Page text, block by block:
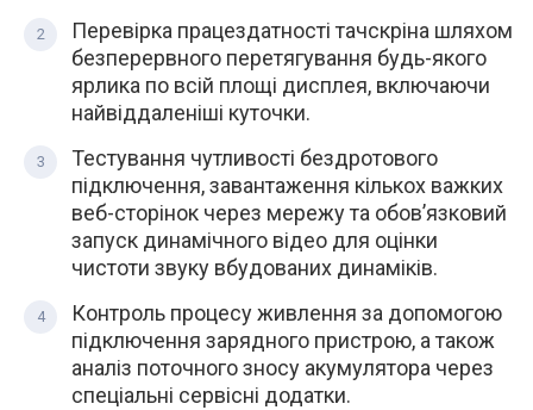
Перевірка працездатності тачскріна шляхом
безперервного перетягування будь-якого
ярлика по всій площі дисплея, включаючи
найвіддаленіші куточки.
Тестування чутливості бездротового
підключення, завантаження кількох важких
веб-сторінок через мережу та обов’язковий
запуск динамічного відео для оцінки
чистоти звуку вбудованих динаміків.
Контроль процесу живлення за допомогою
підключення зарядного пристрою, а також
аналіз поточного зносу акумулятора через
спеціальні сервісні додатки.